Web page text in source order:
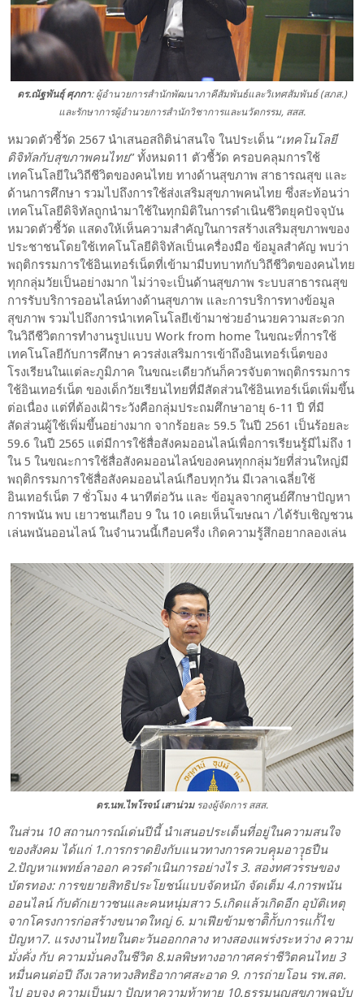
ดร.ณัฐพันธุ์ ศุภกา: ผู้อำนวยการสำนักพัฒนาภาคีสัมพันธ์และวิเทศสัมพันธ์ (สภส.)
และรักษาการผู้อำนวยการสำนักวิชาการและนวัตกรรม, สสส.
หมวดตัวชี้วัด 2567 นำเสนอสถิติน่าสนใจ ในประเด็น “เทคโนโลยี
ดิจิทัลกับสุขภาพคนไทย” ทั้งหมด11 ตัวชี้วัด ครอบคลุมการใช้
เทคโนโลยีในวิถีชีวิตของคนไทย ทางด้านสุขภาพ สาธารณสุข และ
ด้านการศึกษา รวมไปถึงการใช้ส่งเสริมสุขภาพคนไทย ซึ่งสะท้อนว่า
เทคโนโลยีดิจิทัลถูกนำมาใช้ในทุกมิติในการดำเนินชีวิตยุคปัจจุบัน
หมวดตัวชี้วัด แสดงให้เห็นความสำคัญในการสร้างเสริมสุขภาพของ
ประชาชนโดยใช้เทคโนโลยีดิจิทัลเป็นเครื่องมือ ข้อมูลสำคัญ พบว่า
พฤติกรรมการใช้อินเทอร์เน็ตที่เข้ามามีบทบาทกับวิถีชีวิตของคนไทย
ทุกกลุ่มวัยเป็นอย่างมาก ไม่ว่าจะเป็นด้านสุขภาพ ระบบสาธารณสุข
การรับบริการออนไลน์ทางด้านสุขภาพ และการบริการทางข้อมูล
สุขภาพ รวมไปถึงการนำเทคโนโลยีเข้ามาช่วยอำนวยความสะดวก
ในวิถีชีวิตการทำงานรูปแบบ Work from home ในขณะที่การใช้
เทคโนโลยีกับการศึกษา ควรส่งเสริมการเข้าถึงอินเทอร์เน็ตของ
โรงเรียนในแต่ละภูมิภาค ในขณะเดียวกันก็ควรจับตาพฤติกรรมการ
ใช้อินเทอร์เน็ต ของเด็กวัยเรียนไทยที่มีสัดส่วนใช้อินเทอร์เน็ตเพิ่มขึ้น
ต่อเนื่อง แต่ที่ต้องเฝ้าระวังคือกลุ่มประถมศึกษาอายุ 6-11 ปี ที่มี
สัดส่วนผู้ใช้เพิ่มขึ้นอย่างมาก จากร้อยละ 59.5 ในปี 2561 เป็นร้อยละ
59.6 ในปี 2565 แต่มีการใช้สื่อสังคมออนไลน์เพื่อการเรียนรู้มีไม่ถึง 1
ใน 5 ในขณะการใช้สื่อสังคมออนไลน์ของคนทุกกลุ่มวัยที่ส่วนใหญ่มี
พฤติกรรมการใช้สื่อสังคมออนไลน์เกือบทุกวัน มีเวลาเฉลี่ยใช้
อินเทอร์เน็ต 7 ชั่วโมง 4 นาทีต่อวัน และ ข้อมูลจากศูนย์ศึกษาปัญหา
การพนัน พบ เยาวชนเกือบ 9 ใน 10 เคยเห็นโฆษณา /ได้รับเชิญชวน
เล่นพนันออนไลน์ ในจำนวนนี้เกือบครึ่ง เกิดความรู้สึกอยากลองเล่น
ดร.นพ.ไพโรจน์ เสาน่วมรองผู้จัดการ สสส.
ในส่วน 10 สถานการณ์เด่นปีนี้ นำเสนอประเด็นที่อยู่ในความสนใจ
ของสังคม ได้แก่ 1.การกราดยิงกับแนวทางการควบคุุมอาวุุธปืน
2.ปัญหาแพทย์ลาออก ควรดำเนินการอย่างไร 3. สองทศวรรษของ
บัตรทอง: การขยายสิทธิประโยชน์แบบจัดหนัก จัดเต็ม 4.การพนัน
ออนไลน์ กับดักเยาวชนและคนหนุ่มสาว 5.เกิดแล้วเกิดอีก อุบัติเหตุ
จากโครงการก่อสร้างขนาดใหญ่ 6. มาเฟียข้ามชาติิกัับการแก้้ไข
ปัญหา7. แรงงานไทยในตะวันออกกลาง ทางสองแพร่งระหว่าง ความ
มั่งคั่ง กับ ความมั่นคงในชีวิต 8.มลพิษทางอากาศคร่าชีวิตคนไทย 3
หมื่นคนต่อปี ถึงเวลาทวงสิทธิอากาศสะอาด 9. การถ่ายโอน รพ.สต.
ไป อบจง ความเป็นมา ปัญหาความท้าทาย 10.ธรรมนูญสุขภาพฉบับ